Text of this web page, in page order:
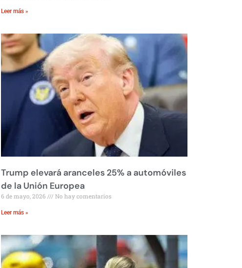
Leer más »
Trump elevará aranceles 25% a automóviles
de la Unión Europea
6 de mayo, 2026 No hay comentarios
Leer más »